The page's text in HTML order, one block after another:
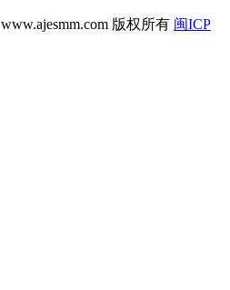
www.ajesmm.com 版权所有 闽ICP